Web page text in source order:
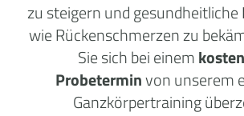
zu steigern und
wie Rückenschmerzen zu
Sie sich bei einem
Probeterminvon unserem
Ganzkörpertraining